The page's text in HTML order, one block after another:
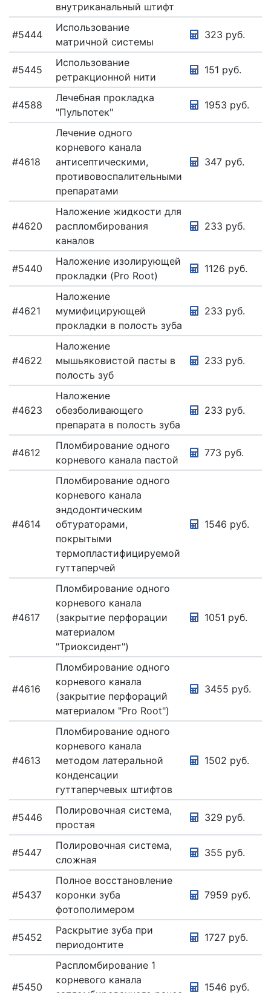
внутриканальный штифт
#5444
Использование
матричной системы
323 руб.
#5445
Использование
ретракционной нити
151 руб.
#4588
Лечебная прокладка
"Пульпотек"
1953 руб.
#4618
Лечение одного
корневого канала
антисептическими,
противовоспалительными
препаратами
347 руб.
#4620
Наложение жидкости для
распломбирования
каналов
233 руб.
#5440
Наложение изолирующей
прокладки (Pro Root)
1126 руб.
#4621
Наложение
мумифицирующей
прокладки в полость зуба
233 руб.
#4622
Наложение
мышьяковистой пасты в
полость зуб
233 руб.
#4623
Наложение
обезболивающего
препарата в полость зуба
233 руб.
#4612
Пломбирование одного
корневого канала пастой
773 руб.
#4614
Пломбирование одного
корневого канала
эндодонтическим
обтураторами,
покрытыми
термопластифицируемой
гуттаперчей
1546 руб.
#4617
Пломбирование одного
корневого канала
(закрытие перфорации
материалом
"Триоксидент")
1051 руб.
#4616
Пломбирование одного
корневого канала
(закрытие перфораций
материалом "Pro Root")
3455 руб.
#4613
Пломбирование одного
корневого канала
методом латеральной
конденсации
гуттаперчевых штифтов
1502 руб.
#5446
Полировочная система,
простая
329 руб.
#5447
Полировочная система,
сложная
355 руб.
#5437
Полное восстановление
коронки зуба
фотополимером
7959 руб.
#5452
Раскрытие зуба при
периодонтите
1727 руб.
#5450
Распломбирование 1
корневого канала
1546 руб.